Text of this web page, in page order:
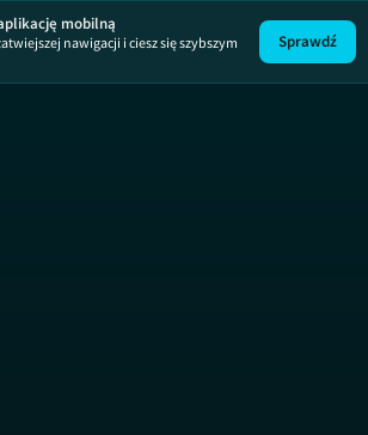
mobilną
nawigacji i ciesz się szybszym
Sprawdź